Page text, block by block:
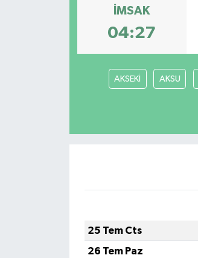
İMSAK
04:27
AKSEKİ AKSU
25 Tem Cts
26 Tem Paz